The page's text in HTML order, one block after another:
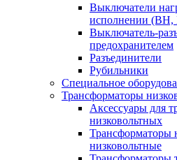
Выключатели
исполнении (ВН,
Выключатель-
предохранителем
Разъединители
Рубильники
Специальное
Трансформаторы
Аксессуары для
низковольтных
низковольтные